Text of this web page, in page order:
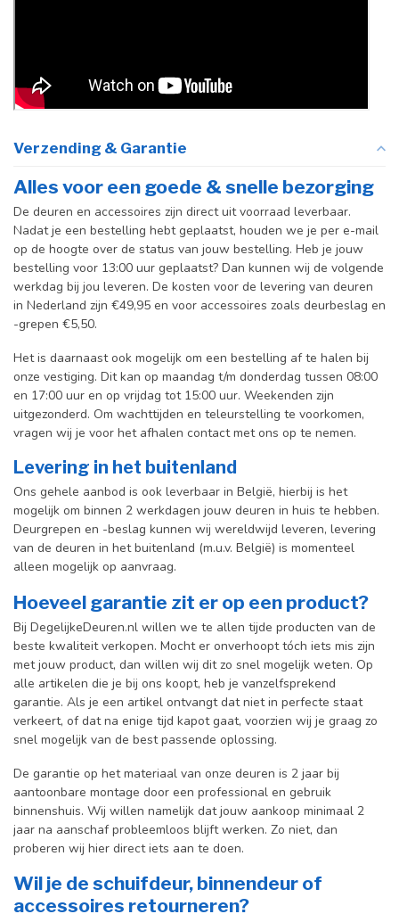
Verzending & Garantie
Alles voor een goede & snelle bezorging
De deuren en accessoires zijn direct uit voorraad leverbaar.
Nadat je een bestelling hebt geplaatst, houden we je per e-mail
op de hoogte over de status van jouw bestelling. Heb je jouw
bestelling voor 13:00 uur geplaatst? Dan kunnen wij de volgende
werkdag bij jou leveren. De kosten voor de levering van deuren
in Nederland zijn €49,95 en voor accessoires zoals deurbeslag en
-grepen €5,50.
Het is daarnaast ook mogelijk om een bestelling af te halen bij
onze vestiging. Dit kan op maandag t/m donderdag tussen 08:00
en 17:00 uur en op vrijdag tot 15:00 uur. Weekenden zijn
uitgezonderd. Om wachttijden en teleurstelling te voorkomen,
vragen wij je voor het afhalen contact met ons op te nemen.
Levering in het buitenland
Ons gehele aanbod is ook leverbaar in België, hierbij is het
mogelijk om binnen 2 werkdagen jouw deuren in huis te hebben.
Deurgrepen en -beslag kunnen wij wereldwijd leveren, levering
van de deuren in het buitenland (m.u.v. België) is momenteel
alleen mogelijk op aanvraag.
Hoeveel garantie zit er op een product?
Bij DegelijkeDeuren.nl willen we te allen tijde producten van de
beste kwaliteit verkopen. Mocht er onverhoopt tóch iets mis zijn
met jouw product, dan willen wij dit zo snel mogelijk weten. Op
alle artikelen die je bij ons koopt, heb je vanzelfsprekend
garantie. Als je een artikel ontvangt dat niet in perfecte staat
verkeert, of dat na enige tijd kapot gaat, voorzien wij je graag zo
snel mogelijk van de best passende oplossing.
De garantie op het materiaal van onze deuren is 2 jaar bij
aantoonbare montage door een professional en gebruik
binnenshuis. Wij willen namelijk dat jouw aankoop minimaal 2
jaar na aanschaf probleemloos blijft werken. Zo niet, dan
proberen wij hier direct iets aan te doen.
Wil je de schuifdeur, binnendeur of
accessoires retourneren?